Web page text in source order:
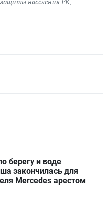
берегу и воде
закончилась для
Mercedes арестом